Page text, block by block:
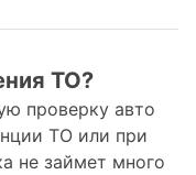
ТО?
проверку авто
ТО или при
не займет много